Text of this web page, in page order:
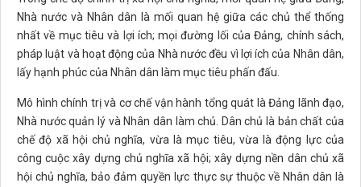
Nhà nước và Nhân dân là mối quan hệ giữa các chủ thể thống
nhất về mục tiêu và lợi ích; mọi đường lối của Đảng, chính sách,
pháp luật và hoạt động của Nhà nước đều vì lợi ích của Nhân dân,
lấy hạnh phúc của Nhân dân làm mục tiêu phấn đấu.
Mô hình chính trị và cơ chế vận hành tổng quát là Đảng lãnh đạo,
Nhà nước quản lý và Nhân dân làm chủ. Dân chủ là bản chất của
chế độ xã hội chủ nghĩa, vừa là mục tiêu, vừa là động lực của
công cuộc xây dựng chủ nghĩa xã hội; xây dựng nền dân chủ xã
hội chủ nghĩa, bảo đảm quyền lực thực sự thuộc về Nhân dân là